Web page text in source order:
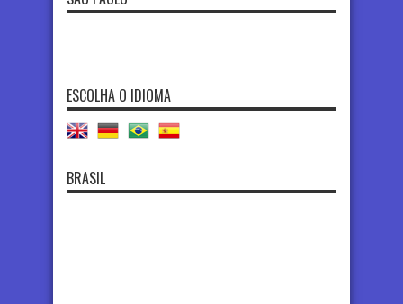
ESCOLHA O IDIOMA
BRASIL